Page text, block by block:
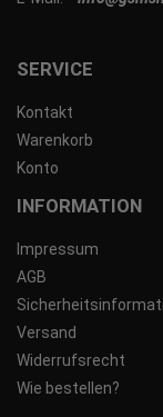
SERVICE
Kontakt
Warenkorb
Konto
INFORMATION
Impressum
AGB
Versand
Widerrufsrecht
Wie bestellen?